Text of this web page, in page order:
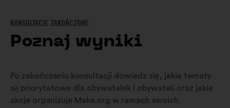
KONSULTACJE ZAKOŃCZONE
Poznaj wyniki
Po zakończeniu konsultacji dowiedz się, jakie tematy
są priorytetowe dla obywatelek i obywateli oraz jakie
akcje organizuje Make.org w ramach swoich